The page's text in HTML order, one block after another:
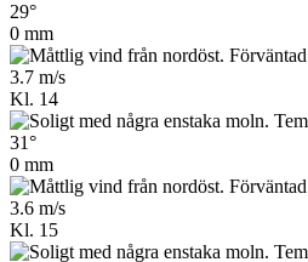
29°
0 mm
3.7 m/s
Kl. 14
31°
0 mm
3.6 m/s
Kl. 15